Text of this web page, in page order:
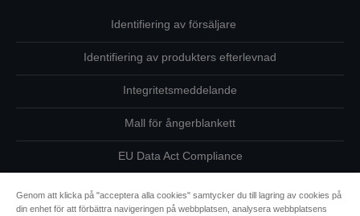
Identifiering av försäljare
Identifiering av produkters efterlevnad
Integritetsmeddelande
Mall för ångerblankett
EU Data Act Compliance
Kontakta oss angående dina uppgifter
Genom att klicka på "acceptera alla cookies" samtycker du till lagring av cookies på
din enhet för att förbättra navigeringen på webbplatsen, analysera webbplatsens